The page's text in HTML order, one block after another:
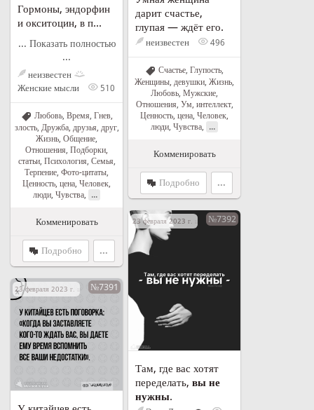
Гормоны, эндорфин
и окситоцин, в п...
... Показать полностью
...
неизвестен
Женские мысли
510
Любовь, Время, Гнев,
злость, Дружба, друзья, друг,
Жизнь, Общение,
Отношения, Подборки,
статьи, Психология, Семья,
Терпение, Фото-цитаты,
Ценность, цена, Человек,
люди, Чувства, ...
Комменировать
Подробно ...
дарит счастье,
глупая — ждёт его.
неизвестен 496
Счастье, Глупость,
Женщины, девушки Жизнь
Любовь Мужские
Отношения Ум, интеллект,
Ценность, цена Человек,
люди Чувства ...
Комменировать
Подробно ...
23 февраля 2023 г. в 15:51№7392
Там, где вас хотят
переделать, вы не
нужны.
23 февраля 2023 г. в 12:07№7391